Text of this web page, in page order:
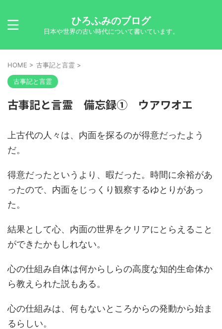
ひろふみのブログ
日本や世界の古い時代について書いています。
HOME > 古事記と言霊 >
古事記と言霊
古事記と言霊 備忘録① ウアワオエ
上古代の人々は、内面を探るのが得意だったよう
だ。
得意だったというより、暇だった。時間に余裕があ
ったので、内面をじっくり観察するゆとりがあっ
た。
結果として心、内面の世界をクリアにとらえること
ができたかもしれない。
心の仕組み自体は何からしらの高度な知的生命体か
ら教えられた説もある。
心の仕組みは、何もないところからの発動から始ま
るらしい。